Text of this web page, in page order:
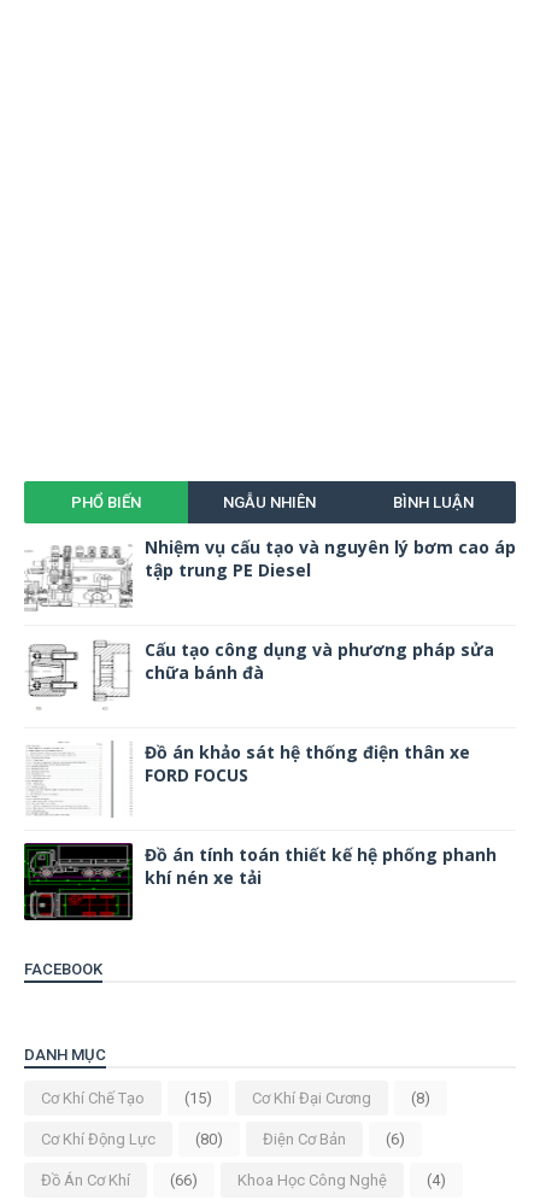
PHỔ BIẾN NGẪU NHIÊN BÌNH LUẬN
Nhiệm vụ cấu tạo và nguyên lý bơm cao áp
tập trung PE Diesel
Cấu tạo công dụng và phương pháp sửa
chữa bánh đà
Đồ án khảo sát hệ thống điện thân xe
FORD FOCUS
Đồ án tính toán thiết kế hệ phống phanh
khí nén xe tải
FACEBOOK
DANH MỤC
Cơ Khí Chế Tạo (15) Cơ Khí Đại Cương (8)
Cơ Khí Động Lực (80) Điện Cơ Bản (6)
Đồ Án Cơ Khí (66) Khoa Học Công Nghệ (4)